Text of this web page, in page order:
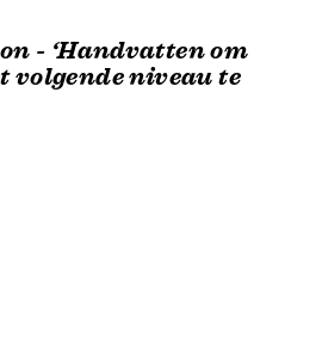
- ‘Handvatten om
volgende niveau te